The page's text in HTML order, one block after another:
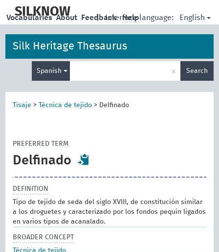
main
SILKNOW | Interface language: English
Vocabularies About Feedback Help
Silk Heritage Thesaurus
Spanish × Search
Tisaje > Técnica de tejido > Delfinado
PREFERRED TERM
Delfinado
DEFINITION
Tipo de tejido de seda del siglo XVIII, de constitución similar
a los droguetes y caracterizado por los fondos pequín ligados
en varios tipos de acanalado.
BROADER CONCEPT
Técnica de tejido